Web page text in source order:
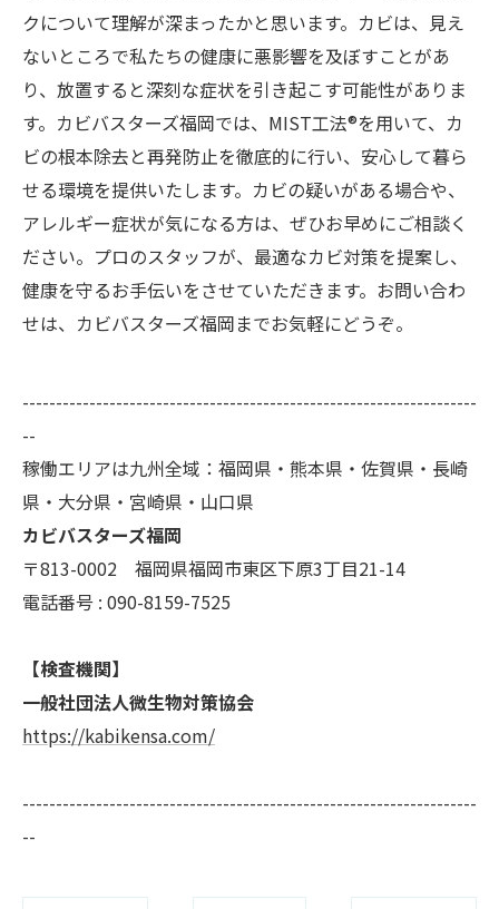
クについて理解が深まったかと思います。カビは、見え
ないところで私たちの健康に悪影響を及ぼすことがあ
り、放置すると深刻な症状を引き起こす可能性がありま
す。カビバスターズ福岡では、MIST工法®を用いて、カ
ビの根本除去と再発防止を徹底的に行い、安心して暮ら
せる環境を提供いたします。カビの疑いがある場合や、
アレルギー症状が気になる方は、ぜひお早めにご相談く
ださい。プロのスタッフが、最適なカビ対策を提案し、
健康を守るお手伝いをさせていただきます。お問い合わ
せは、カビバスターズ福岡までお気軽にどうぞ。
--------------------------------------------------------------------
--
稼働エリアは九州全域：福岡県・熊本県・佐賀県・長崎
県・大分県・宮崎県・山口県
カビバスターズ福岡
〒813-0002 福岡県福岡市東区下原3丁目21-14
電話番号 : 090-8159-7525
【検査機関】
一般社団法人微生物対策協会
https://kabikensa.com/
--------------------------------------------------------------------
--